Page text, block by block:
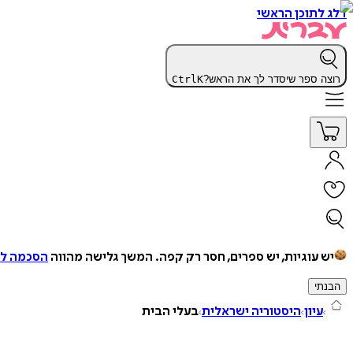
דלג לתוכן הראשי
רוצה ספר שיסדר לך את הראש? CtrlK
יש עוגיות, יש ספרים, חסר רק קפה. המשך גלישה מהווה הסכמה
הבנתי
עיון היסטוריה ישראלית בעלי הבית